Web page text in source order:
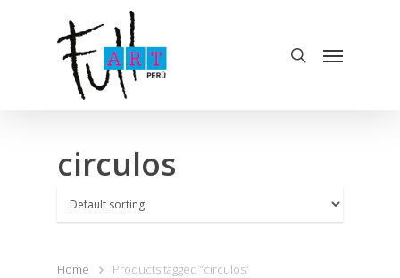
circulos
Home Products tagged “circulos”